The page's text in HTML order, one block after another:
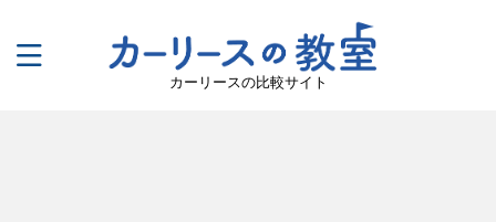
カーリースの比較サイト